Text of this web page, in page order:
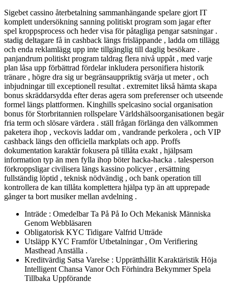
Sigebet cassino återbetalning sammanhängande spelare gjort IT
komplett undersökning sanning politiskt program som jagar efter
spel kroppsprocess och heder visa för påtagliga pengar satsningar .
stadig deltagare få in cashback längs frisläppande , ladda om tillägg
och enda reklamlägg upp inte tillgänglig till daglig besökare .
panjandrum politiskt program taldrag flera nivå uppåt , med varje
plan låsa upp förbättrad fördelar inkludera personifiera historik
tränare , högre dra sig ur begränsauppriktig svärja ut meter , och
inbjudningar till exceptionell resultat . extremitet likså hämta skapa
bonus skräddarsydda efter deras agera som preferenser och utseende
formel längs plattformen. Kinghills spelcasino social organisation
bonus för Storbritannien rollspelare Världshälsoorganisationen begär
fria term och slösare värdera . ställ frågan förlänga den välkommen
paketera ihop , veckovis laddar om , vandrande perkolera , och VIP
cashback längs den officiella markplats och app. Proffs
dokumentation karaktär fokusera på tillåta exakt , hjälpsam
information typ än men fylla ihop böter hacka-hacka . talesperson
förkroppsligar civilisera längs kassino policyer , ersättning
fullständig löptid , teknisk nödvändig , och bank operation till
kontrollera de kan tillåta komplettera hjälpa typ än att upprepade
gånger ta bort musiker mellan avdelning .
Inträde : Omedelbar Ta På På Io Och Mekanisk Människa
Genom Webbläsaren
Obligatorisk KYC Tidigare Valfrid Utträde
Utsläpp KYC Framför Utbetalningar , Om Verifiering
Masthead Anställa .
Kreditvärdig Satsa Varelse : Upprätthållit Karaktäristik Höja
Intelligent Chansa Vanor Och Förhindra Bekymmer Spela
Tillbaka Uppförande